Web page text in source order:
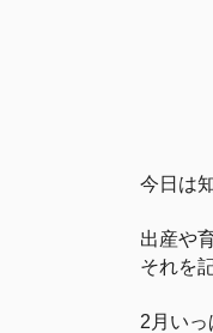
今日は
出産や
それを
2月いっ